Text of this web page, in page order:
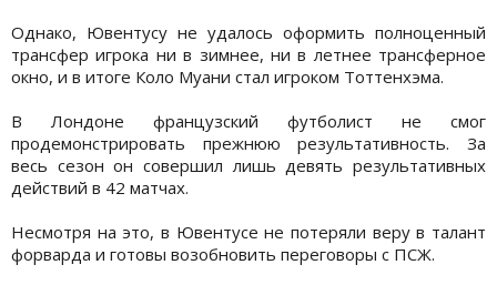
Однако, Ювентусу не удалось оформить полноценный
трансфер игрока ни в зимнее, ни в летнее трансферное
окно, и в итоге Коло Муани стал игроком Тоттенхэма.
В Лондоне французский футболист не смог
продемонстрировать прежнюю результативность. За
весь сезон он совершил лишь девять результативных
действий в 42 матчах.
Несмотря на это, в Ювентусе не потеряли веру в талант
форварда и готовы возобновить переговоры с ПСЖ.